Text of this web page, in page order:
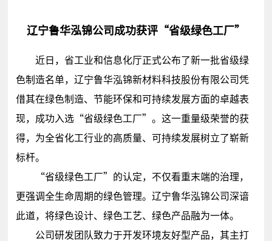
辽宁鲁华泓锦公司成功获评“省级绿色工厂”
近日，省工业和信息化厅正式公布了新一批省级绿
色制造名单，辽宁鲁华泓锦新材料科技股份有限公司凭
借其在绿色制造、节能环保和可持续发展方面的卓越表
现，成功入选“省级绿色工厂”。这一重量级荣誉的获
得，为全省化工行业的高质量、可持续发展树立了崭新
标杆。
“省级绿色工厂”的认定，不仅看重末端的治理，
更强调全生命周期的绿色管理。辽宁鲁华泓锦公司深谙
此道，将绿色设计、绿色工艺、绿色产品融为一体。
公司研发团队致力于开发环境友好型产品，其主打